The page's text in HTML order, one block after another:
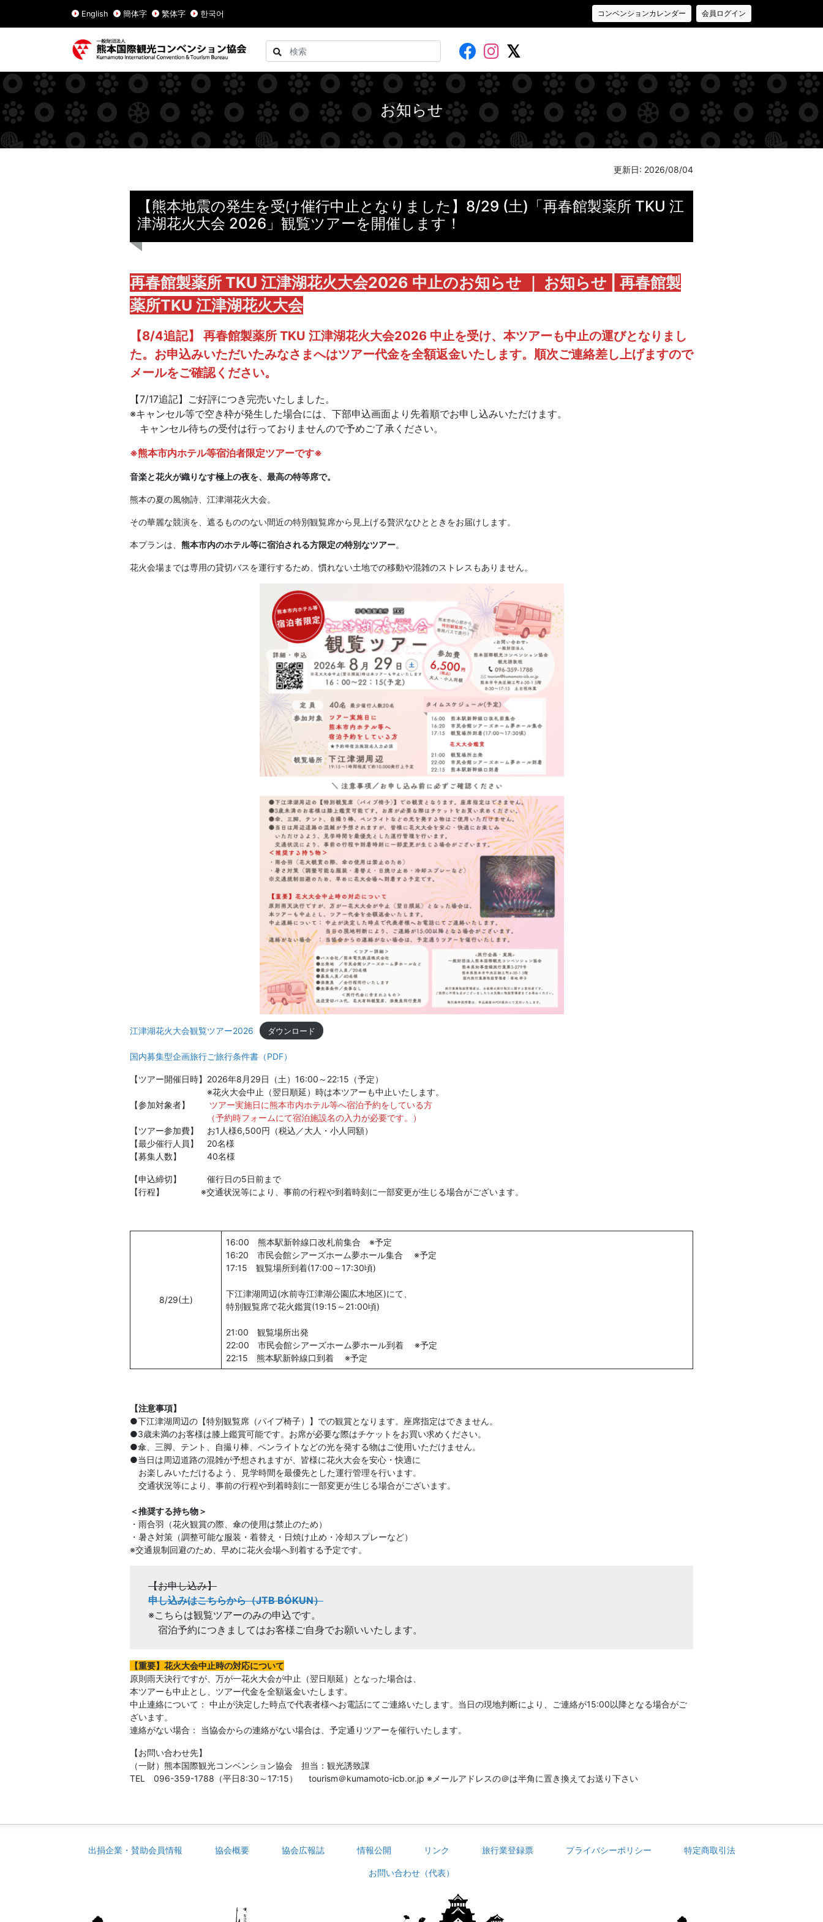
English 簡体字 繁体字 한국어 コンベンションカレンダー 会員ログイン
お知らせ
更新日: 2026/08/04
【熊本地震の発生を受け催行中止となりました】8/29 (土)「再春館製薬所 TKU 江
津湖花火大会 2026」観覧ツアーを開催します！
再春館製薬所 TKU 江津湖花火大会2026 中止のお知らせ ｜ お知らせ | 再春館製
薬所TKU 江津湖花火大会
【8/4追記】 再春館製薬所 TKU 江津湖花火大会2026 中止を受け、本ツアーも中止の運びとなりまし
た。お申込みいただいたみなさまへはツアー代金を全額返金いたします。順次ご連絡差し上げますので
メールをご確認ください。
【7/17追記】ご好評につき完売いたしました。
※キャンセル等で空き枠が発生した場合には、下部申込画面より先着順でお申し込みいただけます。
キャンセル待ちの受付は行っておりませんので予めご了承ください。
※熊本市内ホテル等宿泊者限定ツアーです※
音楽と花火が織りなす極上の夜を、最高の特等席で。
熊本の夏の風物詩、江津湖花火大会。
その華麗な競演を、遮るもののない間近の特別観覧席から見上げる贅沢なひとときをお届けします。
本プランは、 熊本市内のホテル等に宿泊される方限定の特別なツアー。
花火会場までは専用の貸切バスを運行するため、慣れない土地での移動や混雑のストレスもありません。
江津湖花火大会観覧ツアー2026 ダウンロード
国内募集型企画旅行ご旅行条件書（PDF）
【ツアー開催日時】2026年8月29日（土）16:00～22:15（予定）
※花火大会中止（翌日順延）時は本ツアーも中止いたします。
【参加対象者】 ツアー実施日に熊本市内ホテル等へ宿泊予約をしている方
（予約時フォームにて宿泊施設名の入力が必要です。）
【ツアー参加費】 お1人様6,500円（税込／大人・小人同額）
【最少催行人員】 20名様
【募集人数】 40名様
【申込締切】 催行日の5日前まで
【行程】 ※交通状況等により、事前の行程や到着時刻に一部変更が生じる場合がございます。
8/29(土)
16:00 熊本駅新幹線口改札前集合 ※予定
16:20 市民会館シアーズホーム夢ホール集合 ※予定
17:15 観覧場所到着(17:00～17:30頃)
下江津湖周辺(水前寺江津湖公園広木地区)にて、
特別観覧席で花火鑑賞(19:15～21:00頃)
21:00 観覧場所出発
22:00 市民会館シアーズホーム夢ホール到着 ※予定
22:15 熊本駅新幹線口到着 ※予定
【注意事項】
●下江津湖周辺の【特別観覧席（パイプ椅子）】での観賞となります。座席指定はできません。
●3歳未満のお客様は膝上鑑賞可能です。お席が必要な際はチケットをお買い求めください。
●傘、三脚、テント、自撮り棒、ペンライトなどの光を発する物はご使用いただけません。
●当日は周辺道路の混雑が予想されますが、皆様に花火大会を安心・快適に
お楽しみいただけるよう、見学時間を最優先とした運行管理を行います。
交通状況等により、事前の行程や到着時刻に一部変更が生じる場合がございます。
＜推奨する持ち物＞
・雨合羽（花火観賞の際、傘の使用は禁止のため）
・暑さ対策（調整可能な服装・着替え・日焼け止め・冷却スプレーなど）
※交通規制回避のため、早めに花火会場へ到着する予定です。
【お申し込み】
申し込みはこちらから（JTB BÓKUN）
※こちらは観覧ツアーのみの申込です。
宿泊予約につきましてはお客様ご自身でお願いいたします。
【重要】花火大会中止時の対応について
原則雨天決行ですが、万が一花火大会が中止（翌日順延）となった場合は、
本ツアーも中止とし、ツアー代金を全額返金いたします。
中止連絡について： 中止が決定した時点で代表者様へお電話にてご連絡いたします。当日の現地判断により、ご連絡が15:00以降となる場合がご
ざいます。
連絡がない場合： 当協会からの連絡がない場合は、予定通りツアーを催行いたします。
【お問い合わせ先】
（一財）熊本国際観光コンベンション協会 担当：観光誘致課
TEL 096-359-1788（平日8:30～17:15） tourism＠kumamoto-icb.or.jp ※メールアドレスの＠は半角に置き換えてお送り下さい
出捐企業・賛助会員情報 協会概要 協会広報誌 情報公開 リンク 旅行業登録票 プライバシーポリシー 特定商取引法
お問い合わせ（代表）